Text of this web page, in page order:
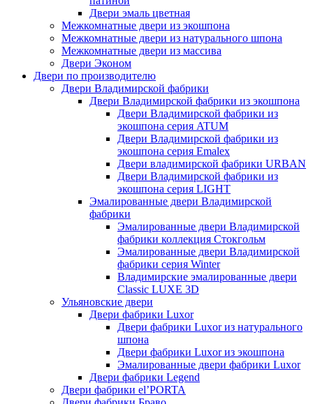
Двери эмаль цветная
Межкомнатные двери из экошпона
Межкомнатные двери из натурального шпона
Межкомнатные двери из массива
Двери Эконом
Двери по производителю
Двери Владимирской фабрики
Двери Владимирской фабрики из экошпона
Двери Владимирской фабрики из
экошпона серия ATUM
Двери Владимирской фабрики из
экошпона серия Emalex
Двери владимирской фабрики URBAN
Двери Владимирской фабрики из
экошпона серия LIGHT
Эмалированные двери Владимирской
фабрики
Эмалированные двери Владимирской
фабрики коллекция Стокгольм
Эмалированные двери Владимирской
фабрики серия Winter
Владимирские эмалированные двери
Classic LUXE 3D
Ульяновские двери
Двери фабрики Luxor
Двери фабрики Luxor из натурального
шпона
Двери фабрики Luxor из экошпона
Эмалированные двери фабрики Luxor
Двери фабрики Legend
Двери фабрики el’PORTA